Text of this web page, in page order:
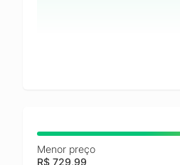
Menor preço
R$ 729,99